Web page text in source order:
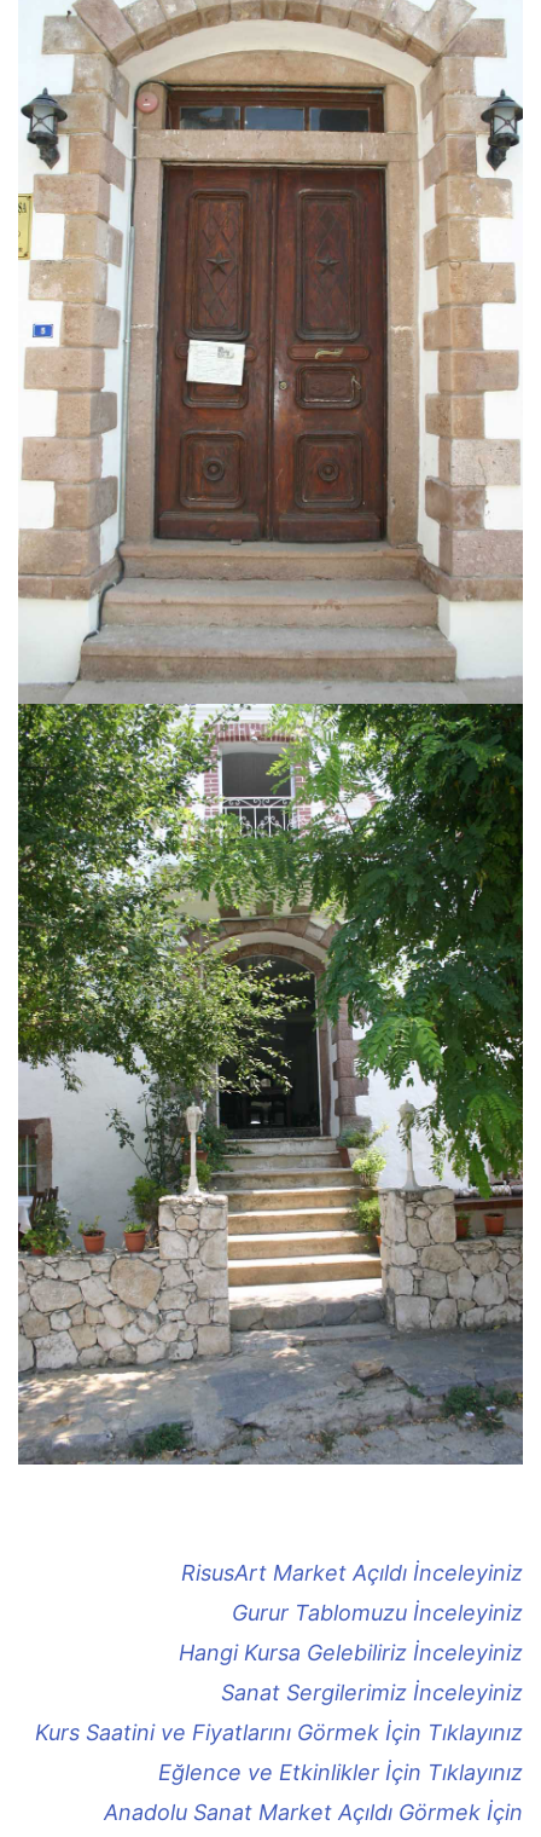
RisusArt Market Açıldı İnceleyiniz
Gurur Tablomuzu İnceleyiniz
Hangi Kursa Gelebiliriz İnceleyiniz
Sanat Sergilerimiz İnceleyiniz
Kurs Saatini ve Fiyatlarını Görmek İçin Tıklayınız
Eğlence ve Etkinlikler İçin Tıklayınız
Anadolu Sanat Market Açıldı Görmek İçin